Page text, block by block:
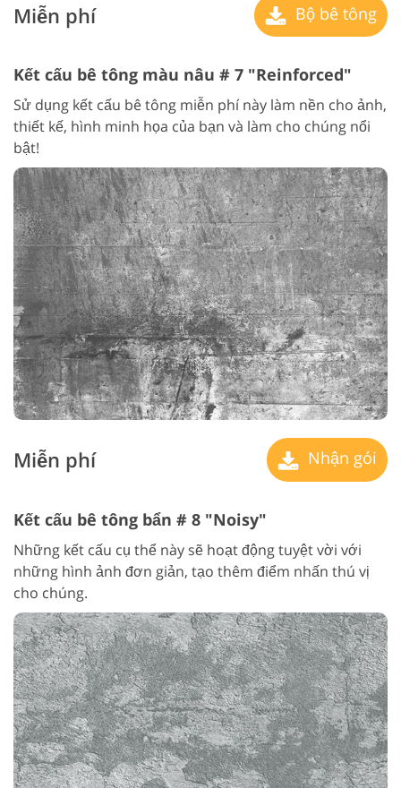
Miễn phí Bộ bê tông
Kết cấu bê tông màu nâu # 7 "Reinforced"
Sử dụng kết cấu bê tông miễn phí này làm nền cho ảnh,
thiết kế, hình minh họa của bạn và làm cho chúng nổi
bật!
Miễn phí Nhận gói
Kết cấu bê tông bẩn # 8 "Noisy"
Những kết cấu cụ thể này sẽ hoạt động tuyệt vời với
những hình ảnh đơn giản, tạo thêm điểm nhấn thú vị
cho chúng.